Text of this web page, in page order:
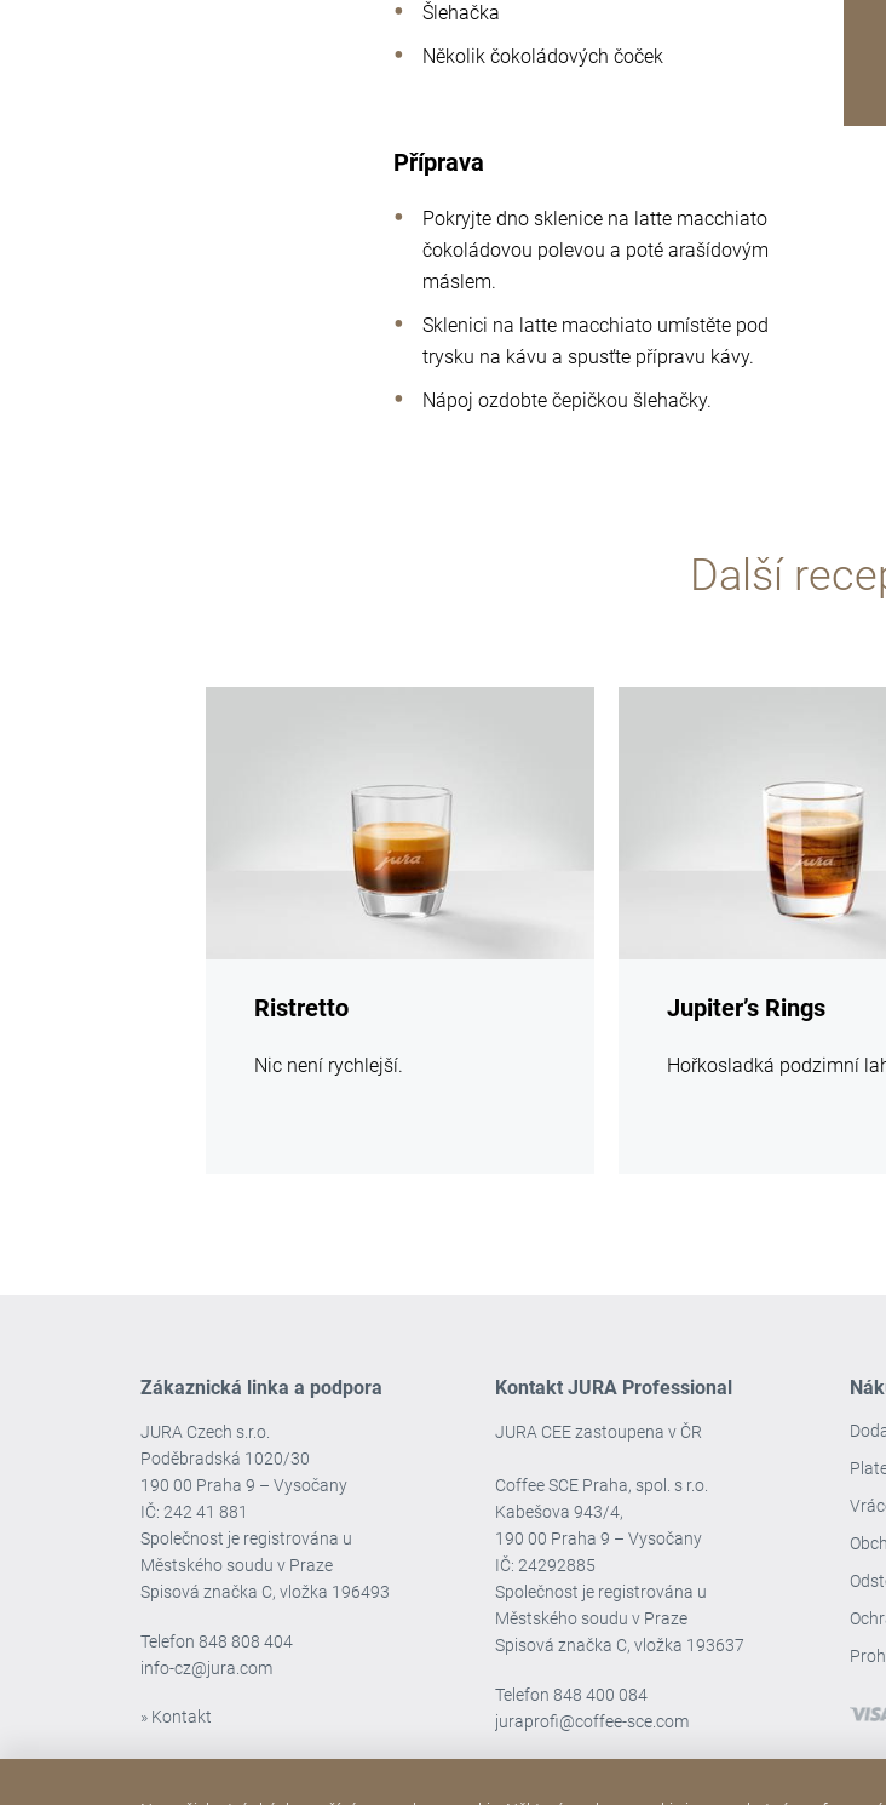
Šlehačka
Několik čokoládových čoček
Příprava
Pokryjte dno sklenice na latte macchiato
čokoládovou polevou a poté arašídovým
máslem.
Sklenici na latte macchiato umístěte pod
trysku na kávu a spusťte přípravu kávy.
Nápoj ozdobte čepičkou šlehačky.
Další
Ristretto
Nic není rychlejší.
Jupiter’s Rings
Hořkosladká podzimní
Zákaznická linka a podpora
JURA Czech s.r.o.
Poděbradská 1020/30
190 00 Praha 9 – Vysočany
IČ: 242 41 881
Společnost je registrována u
Městského soudu v Praze
Spisová značka C, vložka 196493
Telefon848 808 404
info-cz@jura.com
» Kontakt
Kontakt JURA Professional
JURA CEE zastoupena v ČR
Coffee SCE Praha, spol. s r.o.
Kabešova 943/4,
190 00 Praha 9 – Vysočany
IČ: 24292885
Společnost je registrována u
Městského soudu v Praze
Spisová značka C, vložka 193637
Telefon848 400 084
juraprofi@coffee-sce.com